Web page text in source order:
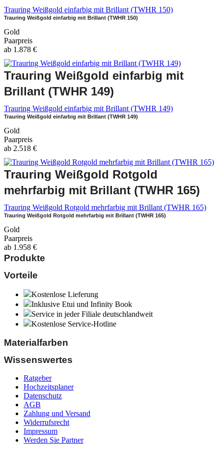
Trauring Weißgold einfarbig mit Brillant (TWHR 150)
Trauring Weißgold einfarbig mit Brillant (TWHR 150)
Gold
Paarpreis
ab 1.878 €
Trauring Weißgold einfarbig mit
Brillant (TWHR 149)
Trauring Weißgold einfarbig mit Brillant (TWHR 149)
Trauring Weißgold einfarbig mit Brillant (TWHR 149)
Gold
Paarpreis
ab 2.518 €
Trauring Weißgold Rotgold
mehrfarbig mit Brillant (TWHR 165)
Trauring Weißgold Rotgold mehrfarbig mit Brillant (TWHR 165)
Trauring Weißgold Rotgold mehrfarbig mit Brillant (TWHR 165)
Gold
Paarpreis
ab 1.958 €
Produkte
Vorteile
Kostenlose Lieferung
Inklusive Etui und Infinity Book
Service in jeder Filiale deutschlandweit
Kostenlose Service-Hotline
Materialfarben
Wissenswertes
Ratgeber
Hochzeitsplaner
Datenschutz
AGB
Zahlung und Versand
Widerrufsrecht
Impressum
Werden Sie Partner